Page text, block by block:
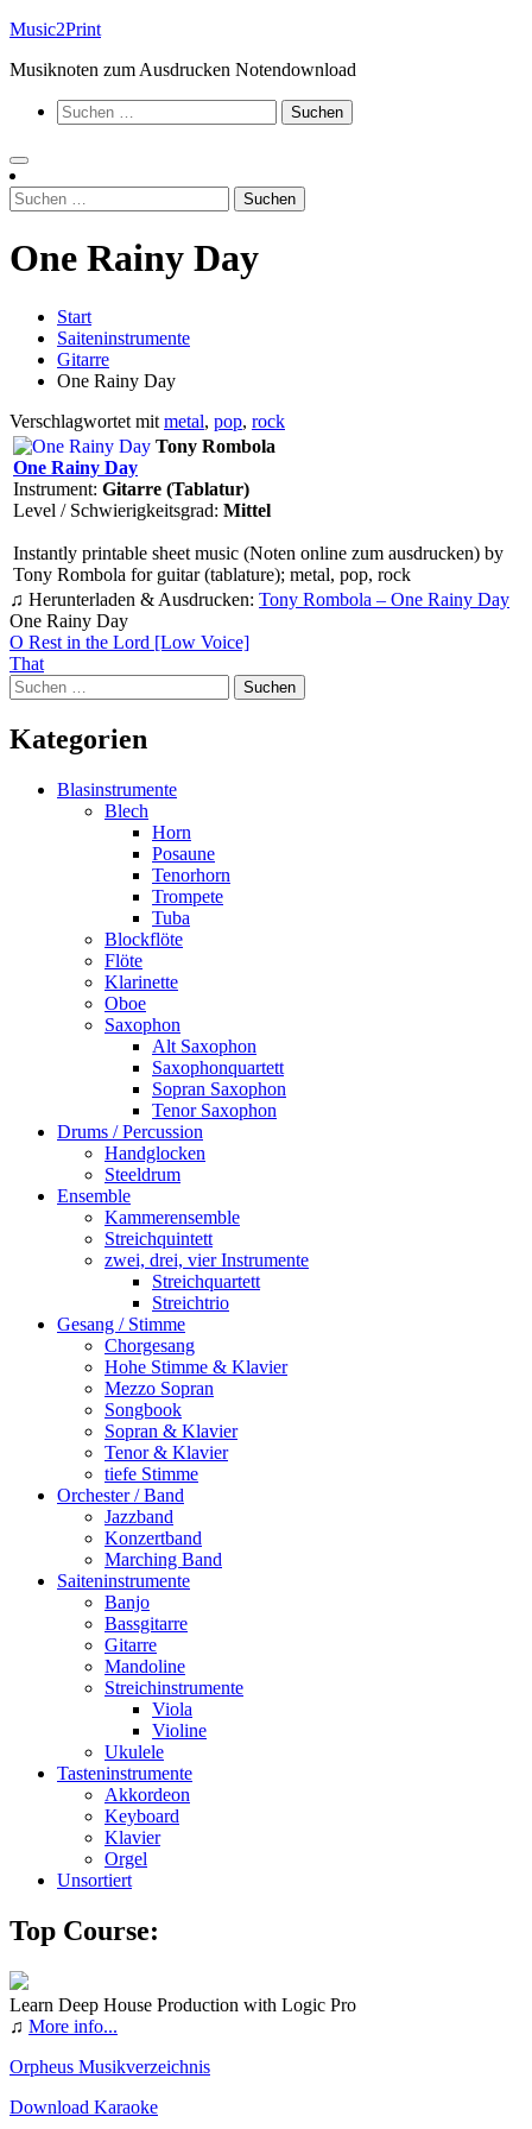
Zum
springen
Music2Print
Musiknoten zum Ausdrucken Notendownload
Suchen
nach:
Suchen
nach:
One Rainy Day
Start
Saiteninstrumente
Gitarre
One Rainy Day
Verschlagwortet mit metal, pop, rock
Tony Rombola
One Rainy Day
Instrument: Gitarre (Tablatur)
Level / Schwierigkeitsgrad: Mittel
Instantly printable sheet music (Noten online zum ausdrucken) by
Tony Rombola for guitar (tablature); metal, pop, rock
♫ Herunterladen & Ausdrucken: Tony Rombola – One Rainy Day
One Rainy Day
Beitragsnavigation
O Rest in the Lord [Low Voice]
That
Suchen
nach:
Kategorien
Blasinstrumente
Blech
Horn
Posaune
Tenorhorn
Trompete
Tuba
Blockflöte
Flöte
Klarinette
Oboe
Saxophon
Alt Saxophon
Saxophonquartett
Sopran Saxophon
Tenor Saxophon
Drums / Percussion
Handglocken
Steeldrum
Ensemble
Kammerensemble
Streichquintett
zwei, drei, vier Instrumente
Streichquartett
Streichtrio
Gesang / Stimme
Chorgesang
Hohe Stimme & Klavier
Mezzo Sopran
Songbook
Sopran & Klavier
Tenor & Klavier
tiefe Stimme
Orchester / Band
Jazzband
Konzertband
Marching Band
Saiteninstrumente
Banjo
Bassgitarre
Gitarre
Mandoline
Streichinstrumente
Viola
Violine
Ukulele
Tasteninstrumente
Akkordeon
Keyboard
Klavier
Orgel
Unsortiert
Top Course:
Learn Deep House Production with Logic Pro
♫ More info...
Orpheus Musikverzeichnis
Download Karaoke